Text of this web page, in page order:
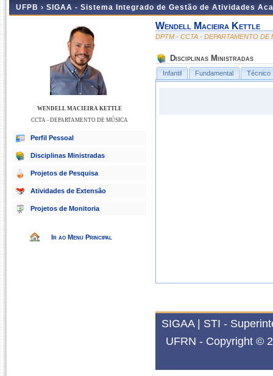
UFPB › SIGAA - Sistema Integrado de Gestão de Atividades
WENDELL MACIEIRA KETTLE
CCTA - DEPARTAMENTO DE MÚSICA
Perfil Pessoal
Disciplinas Ministradas
Projetos de Pesquisa
Atividades de Extensão
Projetos de Monitoria
Ir ao Menu Principal
Wendell Macieira Kettle
DPTM - CCTA - DEPARTAMENTO DE
Disciplinas Ministradas
Infantil Fundamental Técnico
SIGAA | STI -
UFRN - Copyright ©